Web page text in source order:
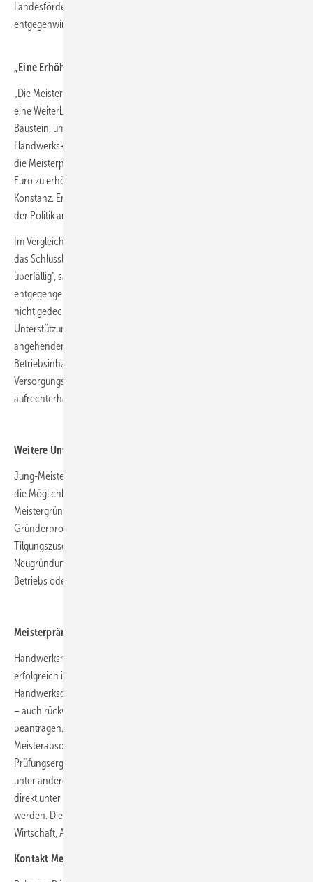
Landesförderung soll dem Fachkräftemangel im Handwerk
entgegenwirken und beim Schritt in die Selbstständigkeit unterstützen.
„Eine Erhöhung der Meisterprämie ist überfällig“
„Die Meisterprämie ist ein Zeichen der Wertschätzung und Anreiz für
eine Weiterbildung im Handwerk. Außerdem ist sie ein unverzichtbarer
Baustein, um dem Fachkräftebedarf im Handwerk zu begegnen. Wir als
Handwerkskammer Konstanz fordern gemeinsam mit Handwerk BW,
die Meisterprämie für einen erfolgreichen Meisterabschluss auf 3.000
Euro zu erhöhen“, so Werner Rottler, Präsident der Handwerkskammer
Konstanz. Er begrüßt, dass diese Forderung jüngst auch von Seiten
der Politik aufgegriffen wurde und hofft auf eine schnelle Umsetzung.
Im Vergleich mit anderen Bundesländern bildet Baden-Württemberg
das Schlusslicht bei der Höhe der Förderung. „Die Erhöhung ist längst
überfällig“, sagt Rottler. Dem Handwerk würden viele Sympathien
entgegengebracht, doch alleine davon würde der Fachkräftebedarf
nicht gedeckt werden können. „Wir brauchen finanzielle Anreize und
Unterstützung für die Weiterbildung, damit die Hürden für die
angehenden Meister niedriger werden. Sie sind die künftigen
Betriebsinhaber, die wir dringend benötigen, um den
Versorgungsgrad an handwerklichen Leistungen auch in Zukunft
aufrechterhalten zu können.“
Weitere Unterstützung durch Meistergründungsprämie
Jung-Meister in Baden-Württemberg haben seit Dezember 2020 auch
die Möglichkeit, bis zwei Jahre nach ihrem Abschluss die
Meistergründungsprämie zu beantragen. Sie ist an
Gründerprogramme der L-Bank gekoppelt und wird als
Tilgungszuschuss von bis zu 10 000 Euro angerechnet. Neben der
Neugründung werden auch die Übernahme eines bestehenden
Betriebs oder die Betriebsbeteiligung gefördert.
Meisterprämie rückwirkend beantragen
Handwerksmeisterinnen und -meister, die seit dem 1. Januar 2020
erfolgreich ihre Meisterprüfung nach Anlage A oder B1 der
Handwerksordnung (HwO) abgeschlossen haben, können die Prämie
– auch rückwirkend – bei der Handwerkskammer Konstanz
beantragen. Der Beschäftigungsort und/oder der Hauptwohnsitz der
Meisterabsolventen muss zum Zeitpunkt der Feststellung des
Prüfungsergebnisses in Baden-Württemberg liegen. Dem Antrag muss
unter anderem das Meisterprüfungszeugnis beigefügt werden. Er kann
direkt unter
werden. Die Meisterprämie wird gefördert durch das Ministerium für
Wirtschaft, Arbeit und Tourismus Baden-Württemberg.
Kontakt Meisterprämie